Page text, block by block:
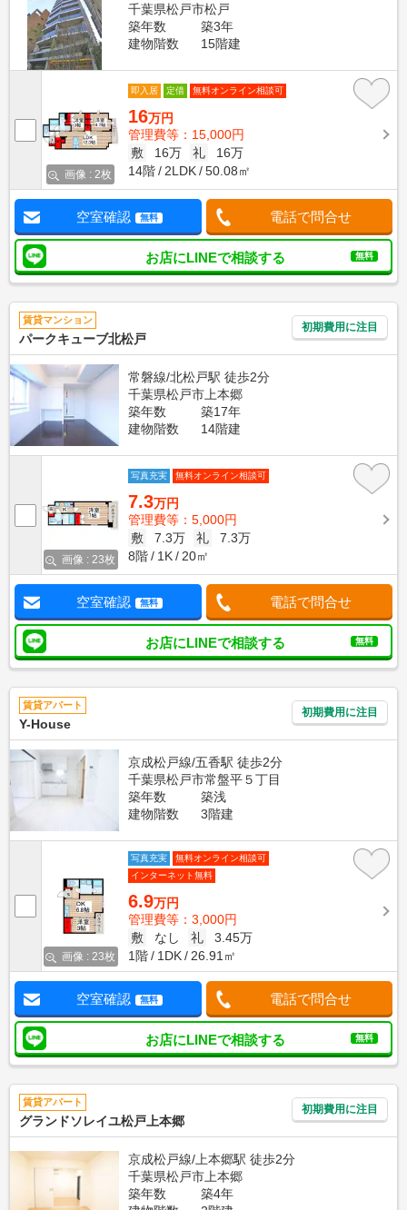
千葉県松戸市松戸
築年数
築3年
建物階数
15階建
画像 : 2枚
即入居 定借 無料オンライン相談可
16万円
管理費等：15,000円
敷
16万 礼
16万
14階
2LDK 50.08㎡
空室確認 無料 電話で問合せ
お店にLINEで相談する 無料
賃貸マンション
パークキューブ北松戸
初期費用に注目
常磐線/北松戸駅 徒歩2分
千葉県松戸市上本郷
築年数
築17年
建物階数
14階建
画像 : 23枚
写真充実 無料オンライン相談可
7.3万円
管理費等：5,000円
敷
7.3万 礼
7.3万
8階
1K 20㎡
空室確認 無料 電話で問合せ
お店にLINEで相談する 無料
賃貸アパート
Y-House
初期費用に注目
京成松戸線/五香駅 徒歩2分
千葉県松戸市常盤平５丁目
築年数
築浅
建物階数
3階建
画像 : 23枚
写真充実
無料オンライン相談可
インターネット無料
6.9万円
管理費等：3,000円
敷
なし 礼
3.45万
1階
1DK 26.91㎡
空室確認 無料 電話で問合せ
お店にLINEで相談する 無料
賃貸アパート
グランドソレイユ松戸上本郷
初期費用に注目
京成松戸線/上本郷駅 徒歩2分
千葉県松戸市上本郷
築年数
築4年